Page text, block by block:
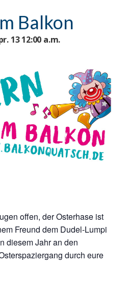
Balkon
13 12:00 a.m.
offen, der Osterhase ist
Freund dem Dudel-Lumpi
diesem Jahr an den
durch eure